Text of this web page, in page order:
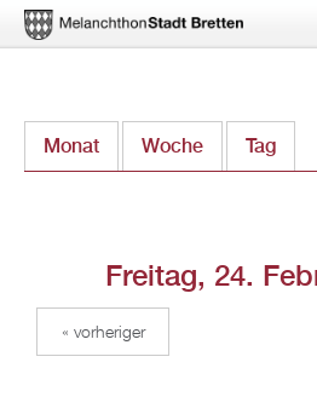
zum
Monat Woche Tag
Freitag, 24.
« vorheriger